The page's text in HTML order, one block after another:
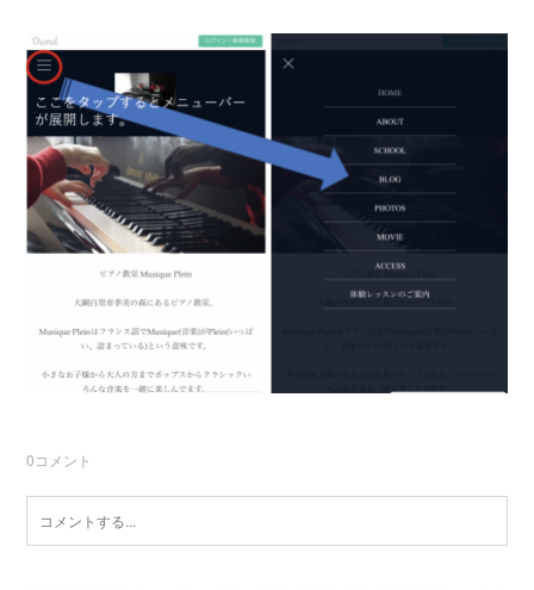
0コメント